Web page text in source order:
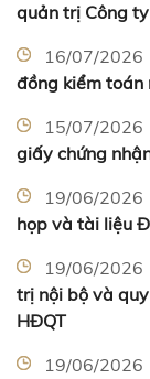
quản trị Công
16/07/
đồng kiểm toán
15/07/
giấy chứng
19/06/
họp và tài liệu
19/06/
trị nội bộ và
HĐQT
19/06/